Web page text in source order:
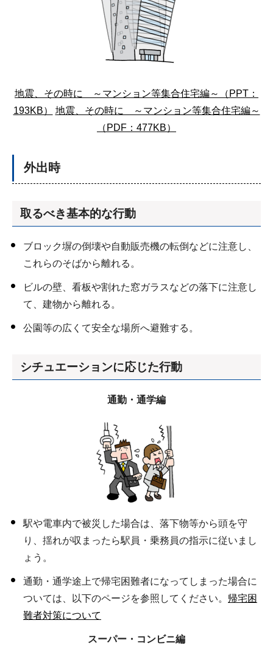
地震、その時に ～マンション等集合住宅編～（PPT：
193KB）
地震、その時に ～マンション等集合住宅編～
（PDF：477KB）
外出時
取るべき基本的な行動
ブロック塀の倒壊や自動販売機の転倒などに注意し、
これらのそばから離れる。
ビルの壁、看板や割れた窓ガラスなどの落下に注意し
て、建物から離れる。
公園等の広くて安全な場所へ避難する。
シチュエーションに応じた行動
通勤・通学編
駅や電車内で被災した場合は、落下物等から頭を守
り、揺れが収まったら駅員・乗務員の指示に従いまし
ょう。
通勤・通学途上で帰宅困難者になってしまった場合に
ついては、以下のページを参照してください。 帰宅困
難者対策について
スーパー・コンビニ編